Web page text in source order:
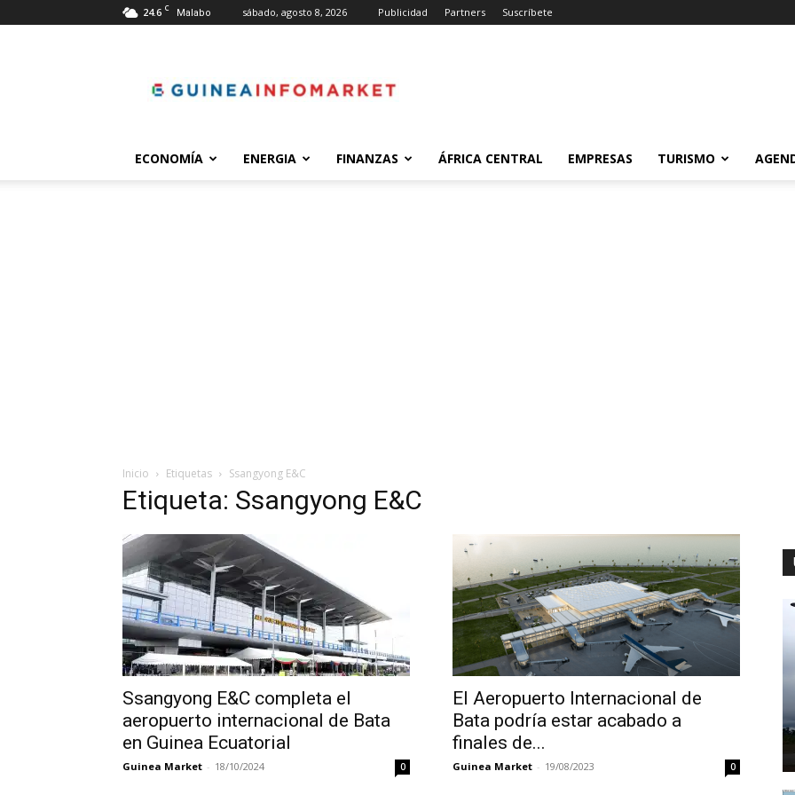
24.6 C Malabo sábado, agosto 8, 2026 Publicidad Partners Suscríbete
ECONOMÍA ENERGIA FINANZAS ÁFRICA CENTRAL EMPRESAS TURISMO
Inicio Etiquetas Ssangyong E&C
Etiqueta: Ssangyong E&C
Ssangyong E&C completa el
aeropuerto internacional de Bata
en Guinea Ecuatorial
Guinea Market - 18/10/2024 0
El Aeropuerto Internacional de
Bata podría estar acabado a
finales de...
Guinea Market - 19/08/2023 0